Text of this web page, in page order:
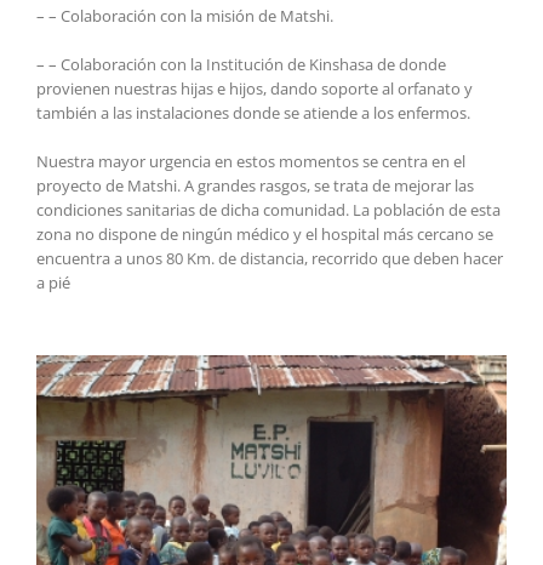
– – Colaboración con la misión de Matshi.
– – Colaboración con la Institución de Kinshasa de donde
provienen nuestras hijas e hijos, dando soporte al orfanato y
también a las instalaciones donde se atiende a los enfermos.
Nuestra mayor urgencia en estos momentos se centra en el
proyecto de Matshi. A grandes rasgos, se trata de mejorar las
condiciones sanitarias de dicha comunidad. La población de esta
zona no dispone de ningún médico y el hospital más cercano se
encuentra a unos 80 Km. de distancia, recorrido que deben hacer
a pié